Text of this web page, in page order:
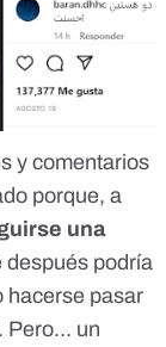
y comentarios
porque, a
una
después podría
hacerse pasar
Pero… un